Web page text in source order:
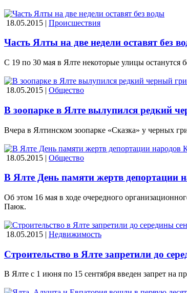
18.05.2015 | Происшествия
Часть Ялты на две недели оставят без
С 19 по 30 мая в Ялте некоторые улицы останутся
18.05.2015 | Общество
В зоопарке в Ялте вылупился редкий
Вчера в Ялтинском зоопарке «Сказка» у черных
18.05.2015 | Общество
В Ялте День памяти жертв депортации
Об этом 16 мая в ходе очередного
Паюк.
18.05.2015 | Недвижимость
Строительство в Ялте запретили до
В Ялте с 1 июня по 15 сентября введен запрет на